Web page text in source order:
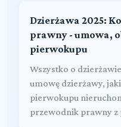
Dzierżawa 2025:
prawny - umowa,
pierwokupu
Wszystko o
umowę dzierżawy,
pierwokupu
przewodnik prawny z